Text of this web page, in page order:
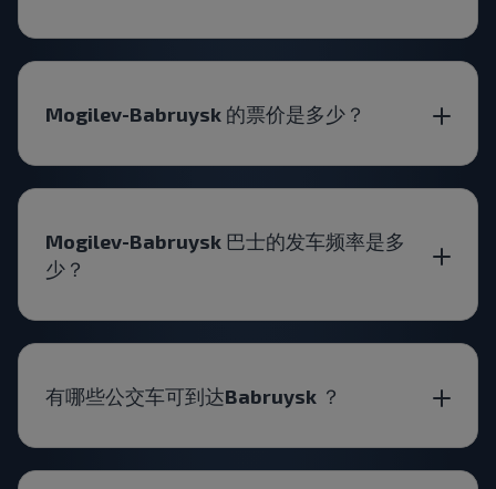
Mogilev-Babruysk 的票价是多少？
Mogilev-Babruysk 巴士的发车频率是多
少？
有哪些公交车可到达Babruysk ？